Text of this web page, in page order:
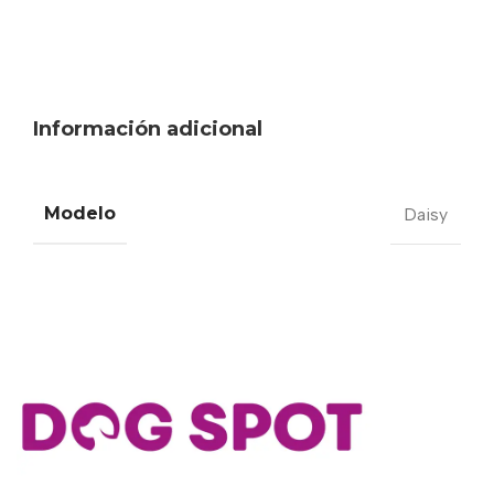
Información adicional
Modelo Daisy